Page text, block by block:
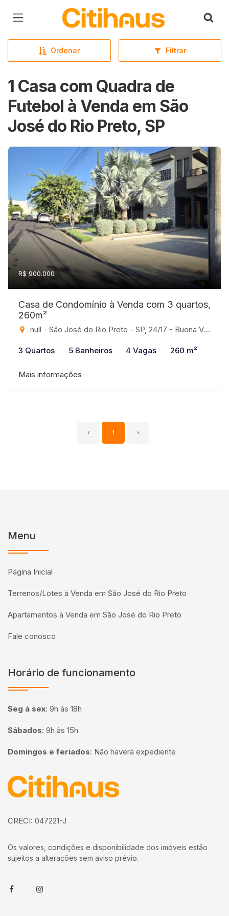
Página inicial
Ordenar Filtrar
1 Casa com Quadra de
Futebol à Venda em São
José do Rio Preto, SP
R$ 900.000
Casa de Condomínio à Venda com 3 quartos,
260m²
null - São José do Rio Preto - SP, 24/17 - Buona Vita, São José do Rio Preto-SP
3 Quartos 5 Banheiros 4 Vagas 260 m²
Mais informações
‹ 1 ›
Menu
Página Inicial
Terrenos/Lotes à Venda em São José do Rio Preto
Apartamentos à Venda em São José do Rio Preto
Fale conosco
Horário de funcionamento
Seg à sex: 9h às 18h
Sábados: 9h às 15h
Domingos e feriados: Não haverá expediente
Página inicial
CRECI: 047221-J
Os valores, condições e disponibilidade dos imóveis estão
sujeitos a alterações sem aviso prévio.
FacebookInstagram